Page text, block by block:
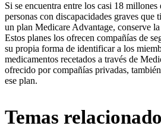
Si se encuentra entre los casi 18
personas con discapacidades graves que
un plan Medicare Advantage, conserve
Estos planes los ofrecen compañías de
su propia forma de identificar a los
medicamentos recetados a través de
ofrecido por compañías privadas,
ese plan.
Temas